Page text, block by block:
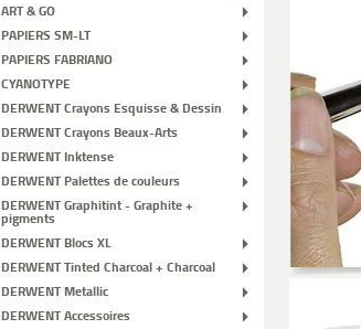
ART & GO
PAPIERS SM-LT
PAPIERS FABRIANO
CYANOTYPE
DERWENT Crayons Esquisse & Dessin
DERWENT Crayons Beaux-Arts
DERWENT Inktense
DERWENT Palettes de couleurs
DERWENT Graphitint - Graphite +
pigments
DERWENT Blocs XL
DERWENT Tinted Charcoal + Charcoal
DERWENT Metallic
DERWENT Accessoires